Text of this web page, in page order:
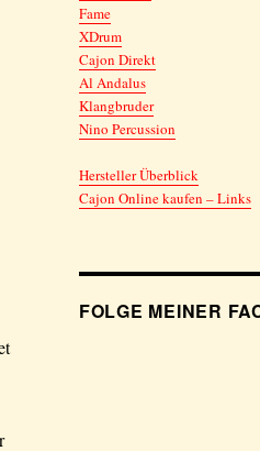
Fame
XDrum
Cajon Direkt
Al Andalus
Klangbruder
Nino Percussion
Hersteller Überblick
Cajon Online kaufen – Links
FOLGE MEINER